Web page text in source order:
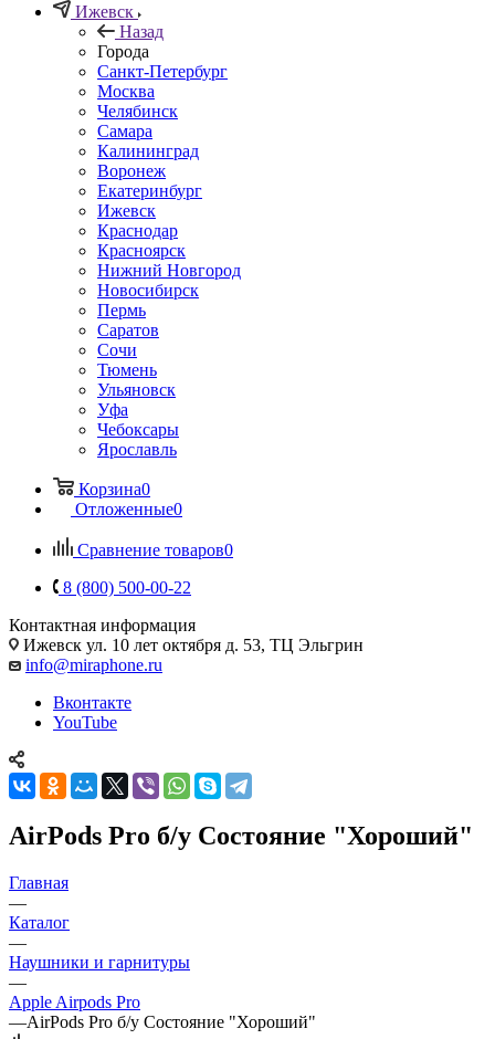
Ижевск
Назад
Города
Санкт-Петербург
Москва
Челябинск
Самара
Калининград
Воронеж
Екатеринбург
Ижевск
Краснодар
Красноярск
Нижний Новгород
Новосибирск
Пермь
Саратов
Сочи
Тюмень
Ульяновск
Уфа
Чебоксары
Ярославль
Корзина0
Отложенные0
Сравнение товаров0
8 (800) 500-00-22
Контактная информация
Ижевск ул. 10 лет октября д. 53, ТЦ Эльгрин
info@miraphone.ru
Вконтакте
YouTube
AirPods Pro б/у Состояние "Хороший"
Главная
—
Каталог
—
Наушники и гарнитуры
—
Apple Airpods Pro
—AirPods Pro б/у Состояние "Хороший"